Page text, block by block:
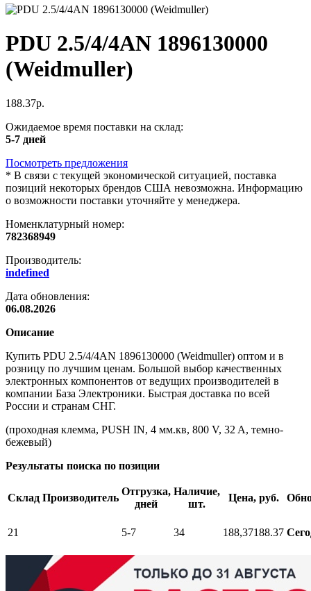
PDU 2.5/4/4AN 1896130000
(Weidmuller)
188.37р.
Ожидаемое время поставки на склад:
5-7 дней
Посмотреть предложения
* В связи с текущей экономической ситуацией, поставка
позиций некоторых брендов США невозможна. Информацию
о возможности поставки уточняйте у менеджера.
Номенклатурный номер:
782368949
Производитель:
indefined
Дата обновления:
06.08.2026
Описание
Купить PDU 2.5/4/4AN 1896130000 (Weidmuller) оптом и в
розницу по лучшим ценам. Большой выбор качественных
электронных компонентов от ведущих производителей в
компании База Электроники. Быстрая доставка по всей
России и странам СНГ.
(проходная клемма, PUSH IN, 4 мм.кв, 800 V, 32 A, темно-
бежевый)
Результаты поиска по позиции
Склад Производитель
Отгрузка,
дней
Наличие,
шт.
Цена, руб.
21 5-7 34 188,37188.37